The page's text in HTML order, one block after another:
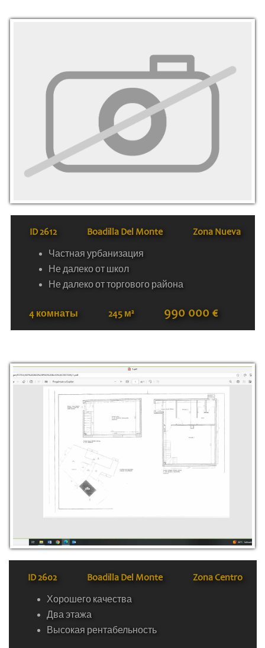
ID2612 Boadilla Del Monte Zona Nueva
Частная урбанизация
Не далеко от школ
Не далеко от торгового района
4 комнаты 245 м² 990 000 €
ID2602 Boadilla Del Monte Zona Centro
Хорошего качества
Два этажа
Высокая рентабельность